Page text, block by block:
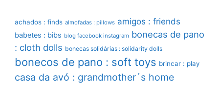
achados : finds almofadas : pillows amigos : friends
babetes : bibs blog facebook instagram bonecas de pano
: cloth dolls bonecas solidárias : solidarity dolls
bonecos de pano : soft toys brincar : play
casa da avó : grandmother´s home